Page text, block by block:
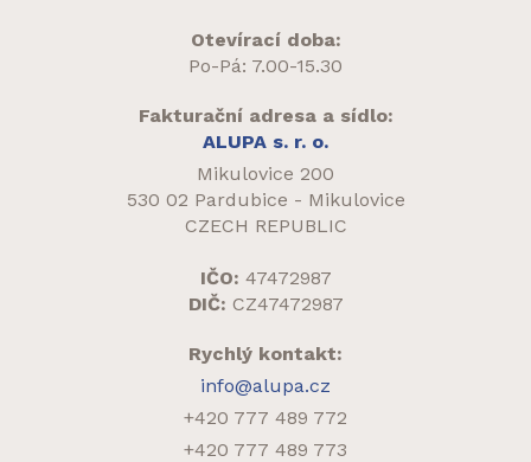
Otevírací doba:
Po-Pá: 7.00-15.30
Fakturační adresa a sídlo:
ALUPA s. r. o.
Mikulovice 200
530 02 Pardubice - Mikulovice
CZECH REPUBLIC
IČO: 47472987
DIČ: CZ47472987
Rychlý kontakt:
info@alupa.cz
+420 777 489 772
+420 777 489 773